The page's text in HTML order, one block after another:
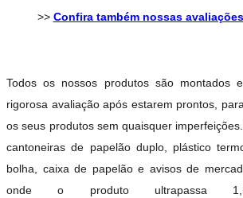
>> Confira também nossas
Todos os nossos produtos são montados
rigorosa avaliação após estarem prontos,
os seus produtos sem quaisquer
cantoneiras de papelão duplo, plástico
bolha, caixa de papelão e avisos de
onde o produto ultrapassa